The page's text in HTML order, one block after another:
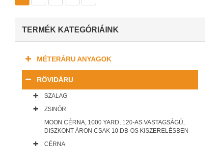
TERMÉK KATEGÓRIÁINK
MÉTERÁRU ANYAGOK
RÖVIDÁRU
SZALAG
ZSINÓR
MOON CÉRNA, 1000 YARD, 120-AS VASTAGSÁGÚ,
DISZKONT ÁRON CSAK 10 DB-OS KISZERELÉSBEN
CÉRNA